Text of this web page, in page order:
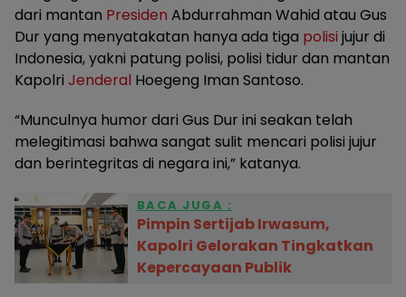
dari mantan Presiden Abdurrahman Wahid atau Gus
Dur yang menyatakatan hanya ada tiga polisi jujur di
Indonesia, yakni patung polisi, polisi tidur dan mantan
Kapolri Jenderal Hoegeng Iman Santoso.
“Munculnya humor dari Gus Dur ini seakan telah
melegitimasi bahwa sangat sulit mencari polisi jujur
dan berintegritas di negara ini,” katanya.
BACA JUGA :
Pimpin Sertijab Irwasum,
Kapolri Gelorakan Tingkatkan
Kepercayaan Publik